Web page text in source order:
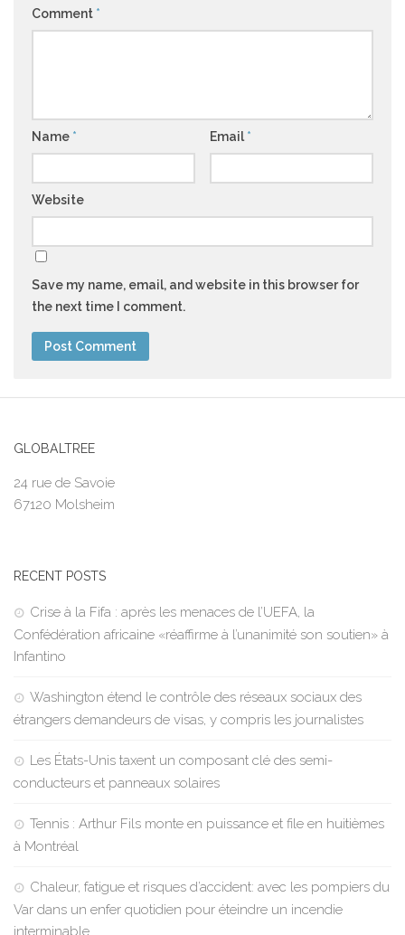
Comment *
Name * Email *
Website
Save my name, email, and website in this browser for
the next time I comment.
GLOBALTREE
24 rue de Savoie
67120 Molsheim
RECENT POSTS
Crise à la Fifa : après les menaces de l’UEFA, la
Confédération africaine «réaffirme à l’unanimité son soutien» à
Infantino
Washington étend le contrôle des réseaux sociaux des
étrangers demandeurs de visas, y compris les journalistes
Les États-Unis taxent un composant clé des semi-
conducteurs et panneaux solaires
Tennis : Arthur Fils monte en puissance et file en huitièmes
à Montréal
Chaleur, fatigue et risques d’accident: avec les pompiers du
Var dans un enfer quotidien pour éteindre un incendie
interminable